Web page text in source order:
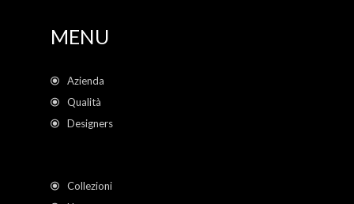
MENU
Azienda
Qualità
Designers
Collezioni